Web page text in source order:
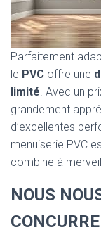
Parfaitement
le PVC offre une
limité. Avec un
grandement
d’excellentes
menuiserie PVC
combine à
NOUS